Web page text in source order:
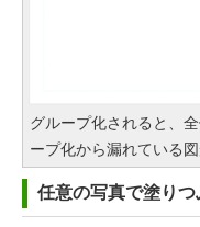
グループ化されると、
ープ化から漏れている
任意の写真で塗りつ